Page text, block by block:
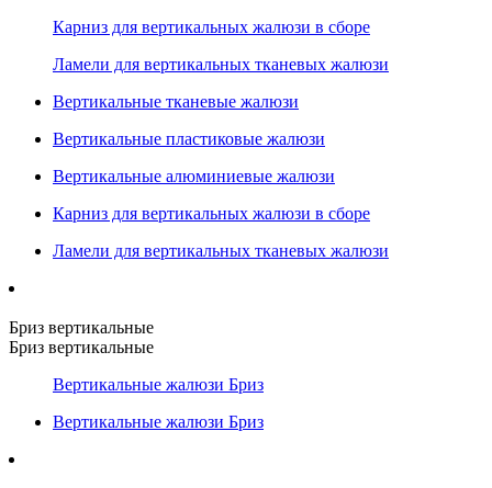
Карниз для вертикальных жалюзи в сборе
Ламели для вертикальных тканевых жалюзи
Вертикальные тканевые жалюзи
Вертикальные пластиковые жалюзи
Вертикальные алюминиевые жалюзи
Карниз для вертикальных жалюзи в сборе
Ламели для вертикальных тканевых жалюзи
Бриз вертикальные
Бриз вертикальные
Вертикальные жалюзи Бриз
Вертикальные жалюзи Бриз